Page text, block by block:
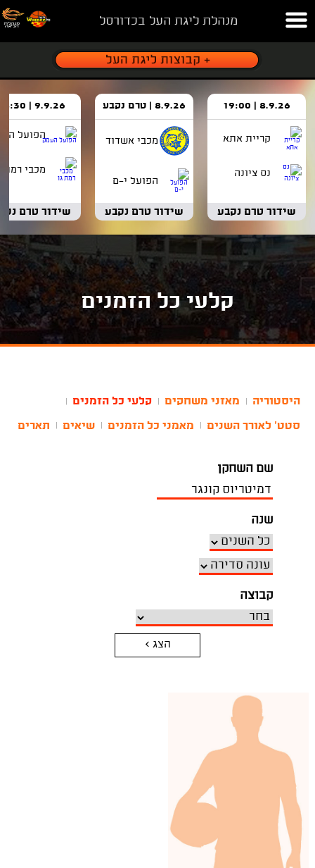
מנהלת ליגת העל בכדורסל
8.9.26 | 19:00
קריית אתא
נס ציונה
שידור טרם נקבע
8.9.26 | טרם נקבע
מכבי אשדוד
הפועל י-ם
שידור טרם נקבע
9.9.26 | 18:30
הפועל
מכבי רמת
שידור טרם
קלעי כל הזמנים
היסטוריה מאזני משחקים קלעי כל הזמנים
סטט' לאורך השנים מאמני כל הזמנים שיאים תארים
שם השחקן
שנה
קבוצה
הצג >